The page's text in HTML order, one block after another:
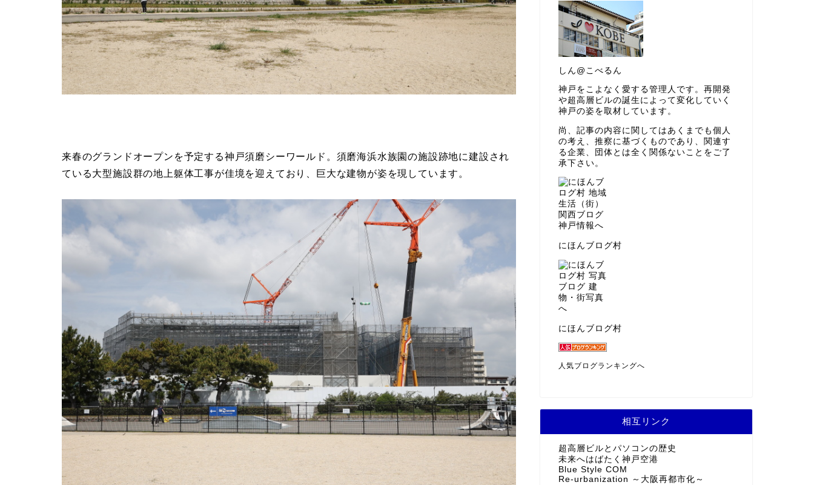
来春のグランドオープンを予定する神戸須磨シーワールド。須磨海浜水族園の施設跡地に建設され
ている大型施設群の地上躯体工事が佳境を迎えており、巨大な建物が姿を現しています。
しん@こべるん
神戸をこよなく愛する管理人です。再開発
や超高層ビルの誕生によって変化していく
神戸の姿を取材しています。
尚、記事の内容に関してはあくまでも個人
の考え、推察に基づくものであり、関連す
る企業、団体とは全く関係ないことをご了
承下さい。
にほんブログ村
にほんブログ村
人気ブログランキングへ
相互リンク
超高層ビルとパソコンの歴史
未来へはばたく神戸空港
Blue Style COM
Re-urbanization ～大阪再都市化～